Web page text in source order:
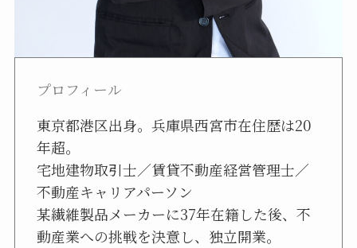
プロフィール
東京都港区出身。兵庫県西宮市在住歴は20
年超。
宅地建物取引士／賃貸不動産経営管理士／
不動産キャリアパーソン
某繊維製品メーカーに37年在籍した後、不
動産業への挑戦を決意し、独立開業。